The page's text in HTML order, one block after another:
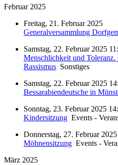
Februar 2025
Freitag, 21. Februar 2025
Generalversammlung
Samstag, 22. Februar 2025
Menschlichkeit und Toleranz.
Rassismus Sonstiges
Samstag, 22. Februar 2025
Bessarabiendeutsche in
Sonntag, 23. Februar 2025
Kindersitzung Events -
Donnerstag, 27. Februar 2025
Möhnensitzung Events -
März 2025